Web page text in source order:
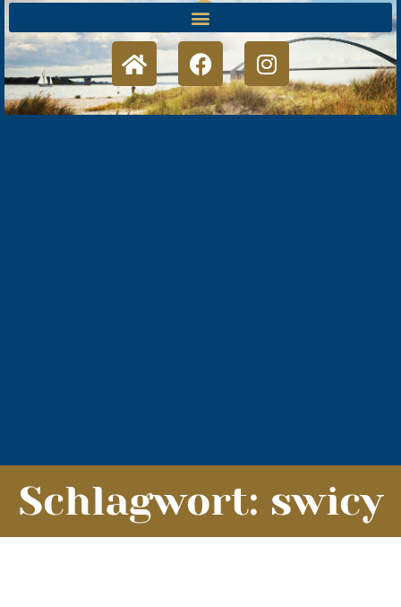
Schlagwort: swicy